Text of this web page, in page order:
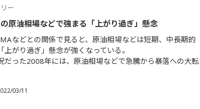
ー
の原油相場などで強まる「上がり過ぎ」懸念
などとの関係で見ると、原油相場などは短期、中長期的
上がり過ぎ」懸念が強くなっている。
だった2008年には、原油相場などで急騰から暴落への大転
03/11